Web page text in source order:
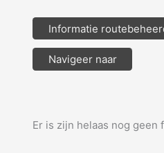
Informatie
Navigeer naar
Er is zijn helaas nog